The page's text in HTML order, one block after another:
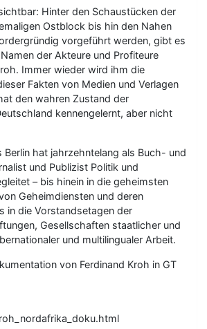
Hinter den Schaustücken der
Ostblock bis hin den Nahen
vorgeführt werden, gibt es
der Akteure und Profiteure
Immer wieder wird ihm die
Fakten von Medien und Verlagen
den wahren Zustand der
kennengelernt, aber nicht
Berlin hat jahrzehntelang als Buch- und
und Publizist Politik und
– bis hinein in die geheimsten
Geheimdiensten und deren
in die Vorstandsetagen der
Gesellschaften staatlicher und
und multilingualer Arbeit.
von Ferdinand Kroh in GT